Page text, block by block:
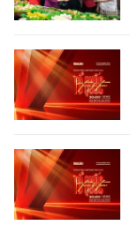
ESPAÑOL
한국어